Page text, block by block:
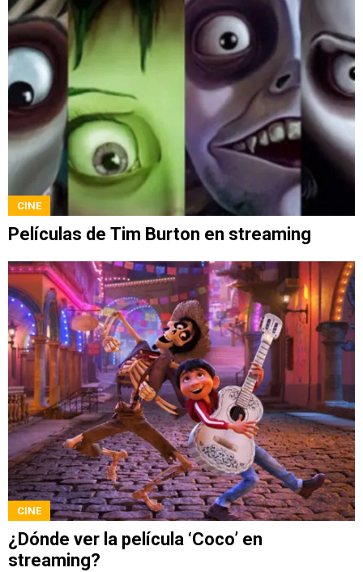
CINE
Películas de Tim Burton en streaming
CINE
¿Dónde ver la película ‘Coco’ en
streaming?